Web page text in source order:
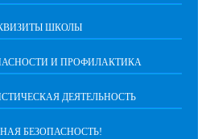
ШКОЛЫ
И ПРОФИЛАКТИКА
ДЕЯТЕЛЬНОСТЬ
БЕЗОПАСНОСТЬ!